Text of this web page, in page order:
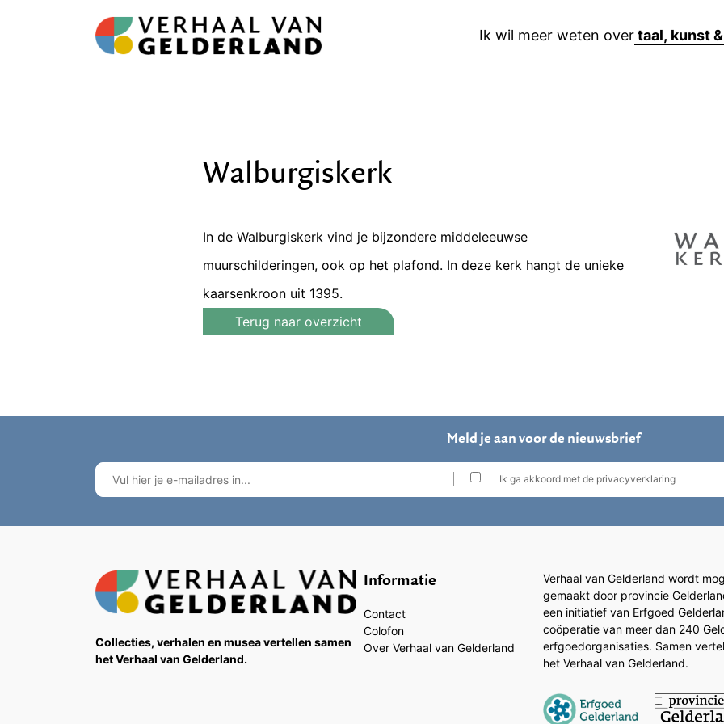
Ik wil meer weten over
Walburgiskerk
In de Walburgiskerk vind je bijzondere middeleeuwse
muurschilderingen, ook op het plafond. In deze kerk hangt de unieke
kaarsenkroon uit 1395.
Terug naar overzicht
Meld je aan voor de nieuwsbrief
Ik ga akkoord met de privacyverklaring
Collecties, verhalen en musea vertellen samen
het Verhaal van Gelderland.
Informatie
Contact
Colofon
Over Verhaal van Gelderland
Verhaal van Gelderland wordt
gemaakt door provincie
een initiatief van Erfgoed
coöperatie van meer dan 240
erfgoedorganisaties. Samen
het Verhaal van Gelderland.